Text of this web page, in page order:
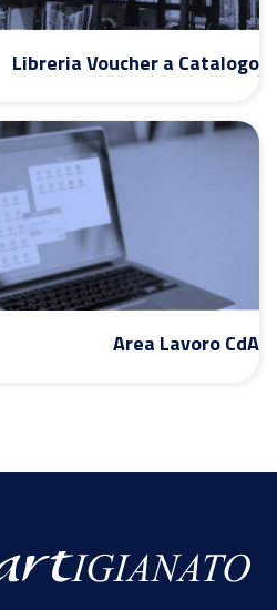
Libreria Voucher a Catalogo
Area Lavoro CdA